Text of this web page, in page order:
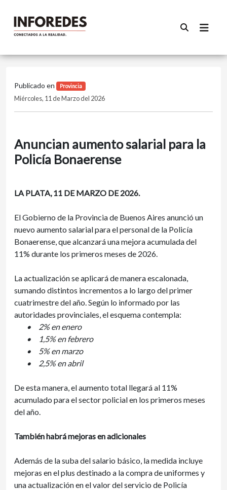
Publicado en Provincia
Miércoles, 11 de Marzo del 2026
Anuncian aumento salarial para la
Policía Bonaerense
LA PLATA, 11 DE MARZO DE 2026.
El Gobierno de la Provincia de Buenos Aires anunció un
nuevo aumento salarial para el personal de la Policía
Bonaerense, que alcanzará una mejora acumulada del
11% durante los primeros meses de 2026.
La actualización se aplicará de manera escalonada,
sumando distintos incrementos a lo largo del primer
cuatrimestre del año. Según lo informado por las
autoridades provinciales, el esquema contempla:
•
2% en enero
•
1,5% en febrero
•
5% en marzo
•
2,5% en abril
De esta manera, el aumento total llegará al 11%
acumulado para el sector policial en los primeros meses
del año.
También habrá mejoras en adicionales
Además de la suba del salario básico, la medida incluye
mejoras en el plus destinado a la compra de uniformes y
una actualización en el valor del servicio de Policía